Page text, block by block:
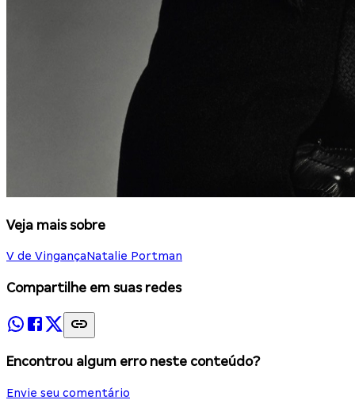
Veja mais sobre
V de VingançaNatalie Portman
Compartilhe em suas redes
Encontrou algum erro neste conteúdo?
Envie seu comentário